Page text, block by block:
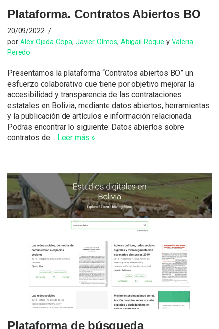
Plataforma. Contratos Abiertos BO
20/09/2022
por Alex Ojeda Copa, Javier Olmos, Abigail Roque y Valeria
Peredo
Presentamos la plataforma “Contratos abiertos BO” un
esfuerzo colaborativo que tiene por objetivo mejorar la
accesibilidad y transparencia de las contrataciones
estatales en Bolivia, mediante datos abiertos, herramientas
y la publicación de artículos e información relacionada.
Podras encontrar lo siguiente: Datos abiertos sobre
contratos de… Leer más »
Plataforma de búsqueda